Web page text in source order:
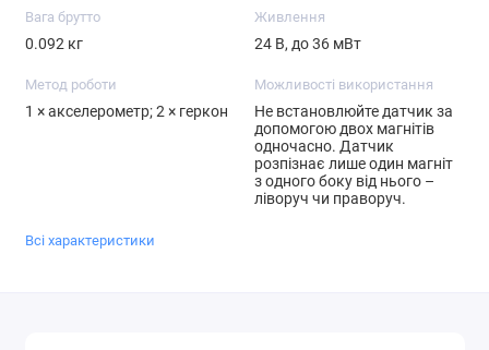
Вага брутто
0.092 кг
Живлення
24 В, до 36 мВт
Метод роботи
1 × акселерометр; 2 × геркон
Можливості використання
Не встановлюйте датчик за
допомогою двох магнітів
одночасно. Датчик
розпізнає лише один магніт
з одного боку від нього –
ліворуч чи праворуч.
Всі характеристики